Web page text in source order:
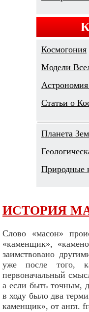
Космогония
Модели
Астрономия
Cтатьи о
Планета
Природные
ИСТОРИЯ
Слово «масон»
«каменщик»,
заимствовано
уже после того,
первоначальный
а если быть точным,
в ходу было два
каменщик», от англ.